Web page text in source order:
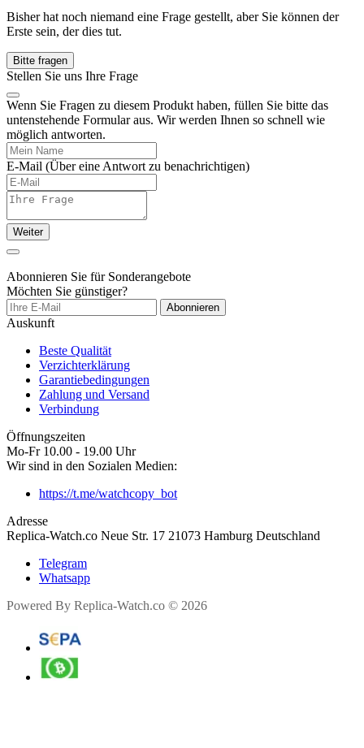
Bisher hat noch niemand eine Frage gestellt, aber Sie können der
Erste sein, der dies tut.
Bitte fragen
Stellen Sie uns Ihre Frage
Wenn Sie Fragen zu diesem Produkt haben, füllen Sie bitte das
untenstehende Formular aus. Wir werden Ihnen so schnell wie
möglich antworten.
E-Mail (Über eine Antwort zu benachrichtigen)
Weiter
Abonnieren Sie für Sonderangebote
Möchten Sie günstiger?
Abonnieren
Auskunft
Beste Qualität
Verzichterklärung
Garantiebedingungen
Zahlung und Versand
Verbindung
Öffnungszeiten
Mo-Fr 10.00 - 19.00 Uhr
Wir sind in den Sozialen Medien:
https://t.me/watchcopy_bot
Adresse
Replica-Watch.co Neue Str. 17 21073 Hamburg Deutschland
Telegram
Whatsapp
Powered By Replica-Watch.co © 2026